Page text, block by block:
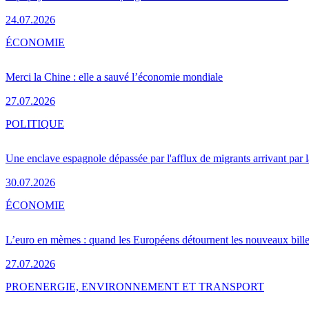
24.07.2026
Merci la Chine : elle a sauvé l’économie mondiale
27.07.2026
ÉCONOMIE
Une enclave espagnole dépassée par l'afflux de migrants arrivant par
30.07.2026
POLITIQUE
L’euro en mèmes : quand les Européens détournent les nouveaux
27.07.2026
ÉCONOMIE
PROENERGIE, ENVIRONNEMENT ET TRANSPORT